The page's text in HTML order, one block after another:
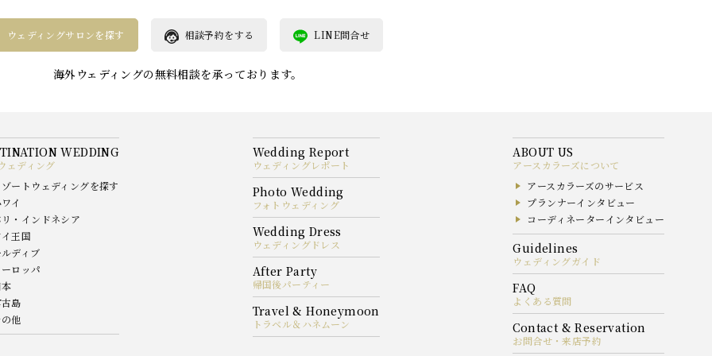
ウェディングサロンを探す 相談予約をする LINE問合せ
海外ウェディングの無料相談を承っております。
ェディング
ートウェディングを探す
イ
・インドネシア
王国
ディブ
ロッパ
島
他
ウェディングレポート
フォトウェディング
ウェディングドレス
帰国後パーティー
トラベル＆ハネムーン
アースカラーズについて
アースカラーズのサービス
プランナーインタビュー
コーディネーターインタビュー
ウェディングガイド
よくある質問
お問合せ・来店予約